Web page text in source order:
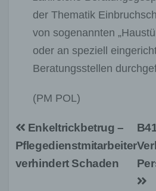
der Thematik
von sogenannten
oder an speziell
Beratungsstellen
(PM POL)
Enkeltrickbetrug –
Pflegedienstmitarbeiter
verhindert Schaden